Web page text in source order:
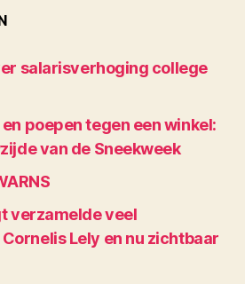
salarisverhoging college
poepen tegen een winkel:
van de Sneekweek
verzamelde veel
Lely en nu zichtbaar